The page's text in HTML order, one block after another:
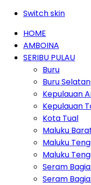
Switch skin
HOME
AMBOINA
SERIBU PULAU
Buru
Buru Selatan
Kepulauan
Kepulauan
Kota Tual
Maluku
Maluku
Maluku
Seram
Seram